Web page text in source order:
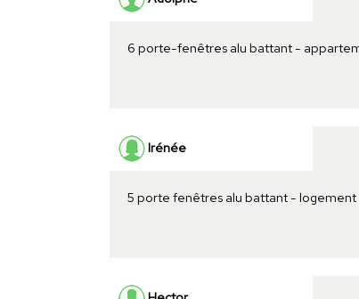
6 porte-fenêtres alu battant -
Irénée
5 porte fenêtres alu battant - logement